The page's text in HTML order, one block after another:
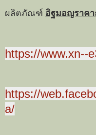
ผลิตภัณฑ์ อิฐมอญราค
https://www.xn--
https://
a/